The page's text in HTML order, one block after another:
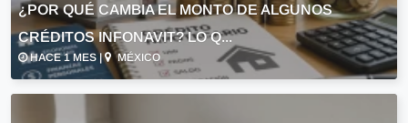
¿POR QUÉ CAMBIA EL MONTO DE ALGUNOS
CRÉDITOS INFONAVIT? LO Q...
HACE 1 MES | MÉXICO